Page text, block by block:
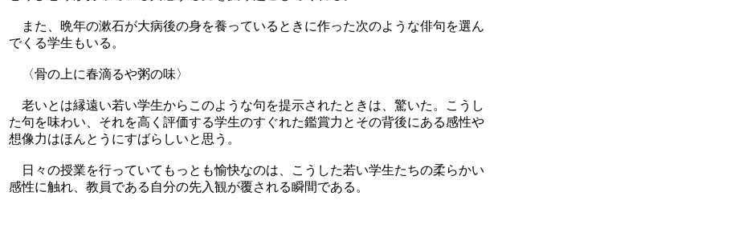
また、晩年の漱石が大病後の身を養っているときに作った次のような俳句を選ん
でくる学生もいる。
〈骨の上に春滴るや粥の味〉
老いとは縁遠い若い学生からこのような句を提示されたときは、驚いた。こうし
た句を味わい、それを高く評価する学生のすぐれた鑑賞力とその背後にある感性や
想像力はほんとうにすばらしいと思う。
日々の授業を行っていてもっとも愉快なのは、こうした若い学生たちの柔らかい
感性に触れ、教員である自分の先入観が覆される瞬間である。